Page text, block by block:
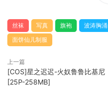
丝袜 写真 旗袍 波涛胸涌
面饼仙儿制服
上一篇
[COS]星之迟迟-火奴鲁鲁比基尼
[25P-258MB]